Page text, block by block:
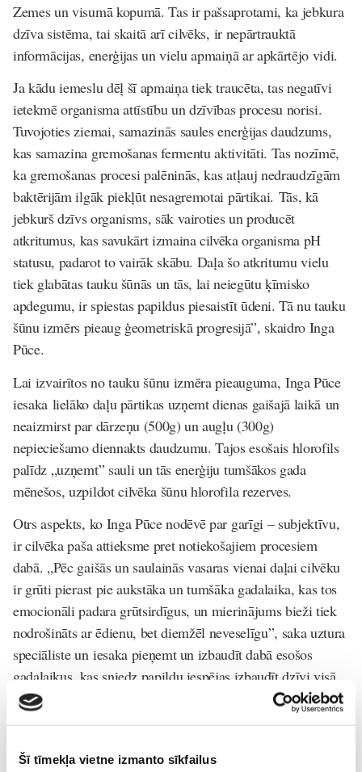
Šī tīmekļa vietne izmanto sīkfailus
Zemes un visumā kopumā. Tas ir pašsaprotami, ka jebkura
dzīva sistēma, tai skaitā arī cilvēks, ir nepārtrauktā
informācijas, enerģijas un vielu apmaiņā ar apkārtējo vidi.
Ja kādu iemeslu dēļ šī apmaiņa tiek traucēta, tas negatīvi
ietekmē organisma attīstību un dzīvības procesu norisi.
Tuvojoties ziemai, samazinās saules enerģijas daudzums,
kas samazina gremošanas fermentu aktivitāti. Tas nozīmē,
ka gremošanas procesi palēninās, kas atļauj nedraudzīgām
baktērijām ilgāk piekļūt nesagremotai pārtikai. Tās, kā
jebkurš dzīvs organisms, sāk vairoties un producēt
atkritumus, kas savukārt izmaina cilvēka organisma pH
statusu, padarot to vairāk skābu. Daļa šo atkritumu vielu
tiek glabātas tauku šūnās un tās, lai neiegūtu ķīmisko
apdegumu, ir spiestas papildus piesaistīt ūdeni. Tā nu tauku
šūnu izmērs pieaug ģeometriskā progresijā”, skaidro Inga
Pūce.
Lai izvairītos no tauku šūnu izmēra pieauguma, Inga Pūce
iesaka lielāko daļu pārtikas uzņemt dienas gaišajā laikā un
neaizmirst par dārzeņu (500g) un augļu (300g)
nepieciešamo diennakts daudzumu. Tajos esošais hlorofils
palīdz „uzņemt” sauli un tās enerģiju tumšākos gada
mēnešos, uzpildot cilvēka šūnu hlorofila rezerves.
Otrs aspekts, ko Inga Pūce nodēvē par garīgi – subjektīvu,
ir cilvēka paša attieksme pret notiekošajiem procesiem
dabā. „Pēc gaišās un saulainās vasaras vienai daļai cilvēku
ir grūti pierast pie aukstāka un tumšāka gadalaika, kas tos
emocionāli padara grūtsirdīgus, un mierinājums bieži tiek
nodrošināts ar ēdienu, bet diemžēl neveselīgu”, saka uztura
speciāliste uniesaka pieņemt un izbaudīt dabā esošos
gadalaikus, kas sniedz papildu iespējas izbaudīt dzīvi visā
tās krāšņumā.
Ja nu tomēr jūtams, ka nelāgais noskaņojums pātrop
liekajos kilogramos, nav ieteicams ķerties pie badošanās